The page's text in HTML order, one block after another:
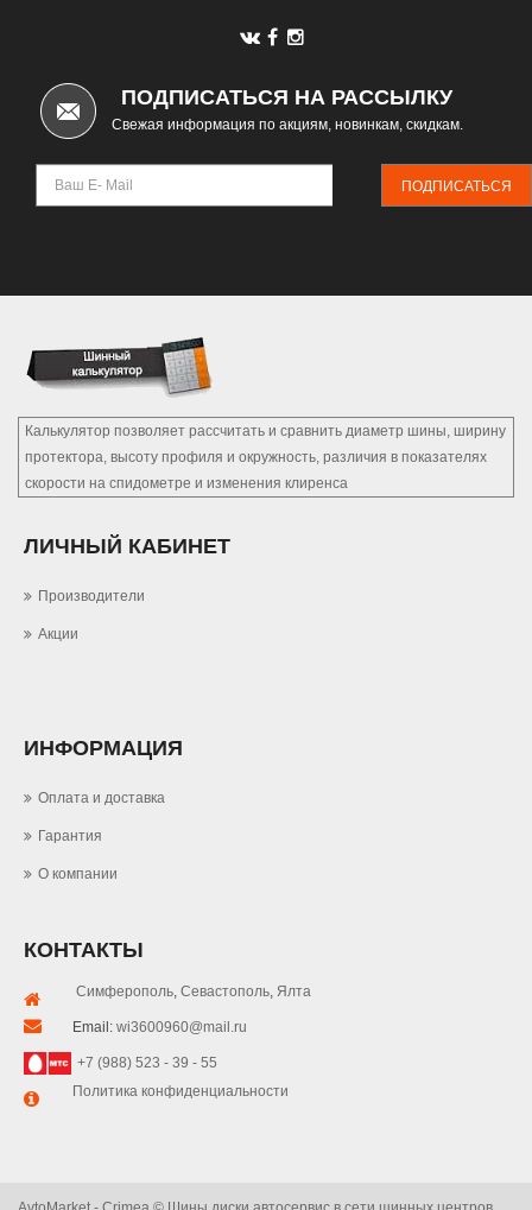
ПОДПИСАТЬСЯ НА РАССЫЛКУ
Свежая информация по акциям, новинкам, скидкам.
ПОДПИСАТЬСЯ
Калькулятор позволяет рассчитать и сравнить диаметр шины, ширину
протектора, высоту профиля и окружность, различия в показателях
скорости на спидометре и изменения клиренса
ЛИЧНЫЙ КАБИНЕТ
Производители
Акции
ИНФОРМАЦИЯ
Оплата и доставка
Гарантия
О компании
КОНТАКТЫ
Симферополь, Севастополь, Ялта
Email: wi3600960@mail.ru
+7 (988) 523 - 39 - 55
Политика конфиденциальности